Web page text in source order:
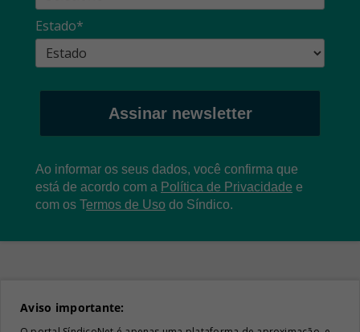
Estado*
Assinar newsletter
Ao informar os seus dados, você confirma que
está de acordo com a Política de Privacidade e
com os Termos de Uso do Síndico.
Aviso importante: